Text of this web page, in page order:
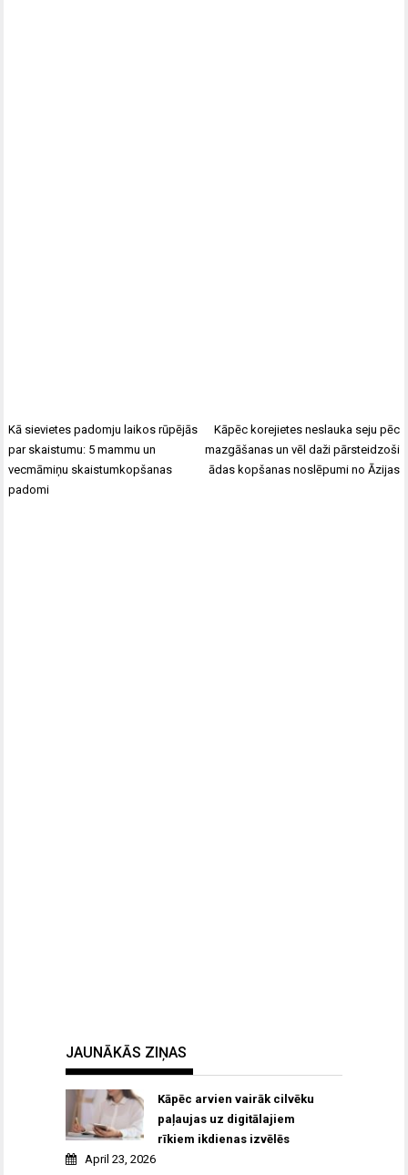
Kā sievietes padomju laikos rūpējās
par skaistumu: 5 mammu un
vecmāmiņu skaistumkopšanas
padomi
Kāpēc korejietes neslauka seju pēc
mazgāšanas un vēl daži pārsteidzoši
ādas kopšanas noslēpumi no Āzijas
JAUNĀKĀS ZIŅAS
Kāpēc arvien vairāk cilvēku
paļaujas uz digitālajiem
rīkiem ikdienas izvēlēs
April 23, 2026